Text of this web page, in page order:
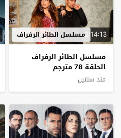
2:14:13مسلسل الطائر الرفراف
مسلسل الطائر الرفراف
الحلقة 78 مترجم
منذ سنتين